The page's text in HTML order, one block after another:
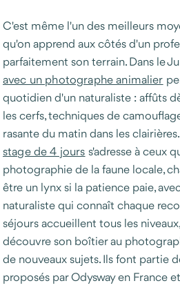
C'est même l'un des meilleurs
qu'on apprend aux côtés d'un
parfaitement son terrain. Dans le
avec un photographe animalier
quotidien d'un naturaliste : affûts
les cerfs, techniques de
rasante du matin dans les
stage de 4 jours s'adresse à ceux
photographie de la faune locale,
être un lynx si la patience paie,
naturaliste qui connaît chaque
séjours accueillent tous les
découvre son boîtier au
de nouveaux sujets. Ils font partie
proposés par Odysway en France